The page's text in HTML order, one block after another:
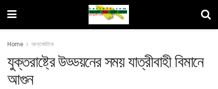
Home আন্তর্জাতিক
যুক্তরাষ্ট্রে উড্ডয়নের সময় যাত্রীবাহী বিমানে
আগুন